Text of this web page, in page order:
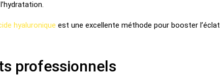
hyaluronique est une excellente méthode pour booster l’éclat
professionnels